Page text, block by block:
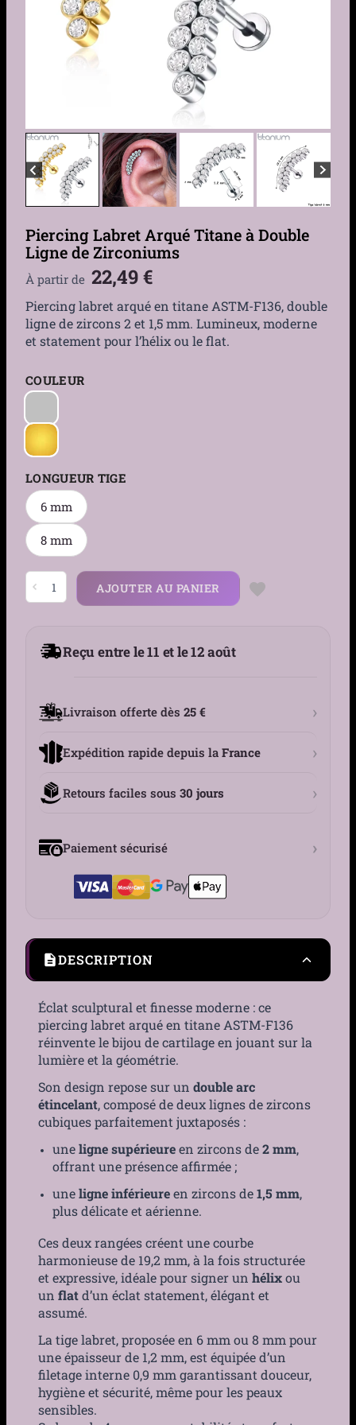
Piercing Labret Arqué Titane à Double
Ligne de Zirconiums
À partir de 22,49€
Piercing labret arqué en titane ASTM-F136, double
ligne de zircons 2 et 1,5 mm. Lumineux, moderne
et statement pour l’hélix ou le flat.
COULEUR
LONGUEUR TIGE
6 mm
8 mm
quantité
de
Piercing
Zirconiums
AJOUTER AU PANIER
Reçu entre le 11 et le 12 août
Livraison offerte dès 25 € ›
Expédition rapide depuis la France ›
Retours faciles sous 30 jours ›
Paiement sécurisé ›
DESCRIPTION
Éclat sculptural et finesse moderne : ce
piercing labret arqué en titane ASTM-F136
réinvente le bijou de cartilage en jouant sur la
lumière et la géométrie.
Son design repose sur un double arc
étincelant, composé de deux lignes de zircons
cubiques parfaitement juxtaposés :
uneligne supérieureen zircons de2 mm,
offrant une présence affirmée ;
uneligne inférieureen zircons de1,5 mm,
plus délicate et aérienne.
Ces deux rangées créent une courbe
harmonieuse de 19,2 mm, à la fois structurée
et expressive, idéale pour signer un hélixou
un flatd’un éclat statement, élégant et
assumé.
La tige labret, proposée en 6 mm ou 8 mm pour
une épaisseur de 1,2 mm, est équipée d’un
filetage interne 0,9 mm garantissant douceur,
hygiène et sécurité, même pour les peaux
sensibles.